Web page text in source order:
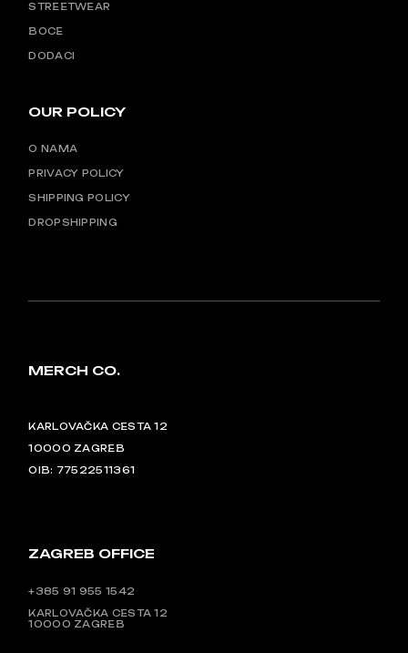
STREETWEAR
BOCE
DODACI
OUR POLICY
O NAMA
PRIVACY POLICY
SHIPPING POLICY
DROPSHIPPING
MERCH CO.
KARLOVAČKA CESTA 12
10000 ZAGREB
OIB: 77522511361
ZAGREB OFFICE
+385 91 955 1542
KARLOVAČKA CESTA 12
10000 ZAGREB